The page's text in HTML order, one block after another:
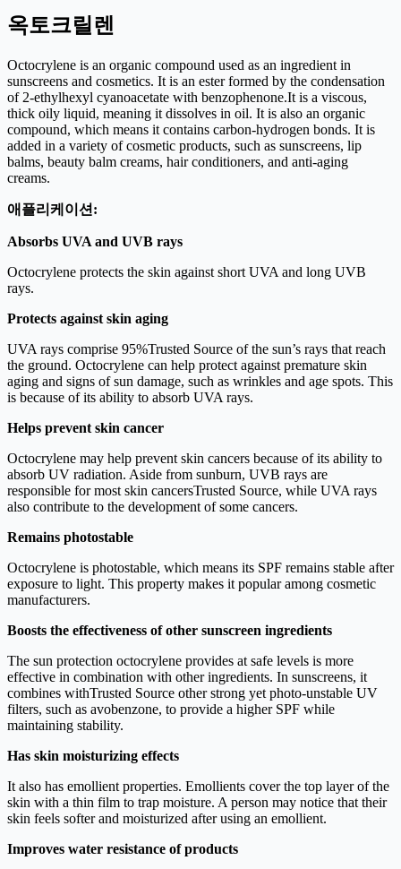
옥토크릴렌
Octocrylene is an organic compound used as an ingredient in
sunscreens and cosmetics. It is an ester formed by the condensation
of 2-ethylhexyl cyanoacetate with benzophenone.It is a viscous,
thick oily liquid, meaning it dissolves in oil. It is also an organic
compound, which means it contains carbon-hydrogen bonds. It is
added in a variety of cosmetic products, such as sunscreens, lip
balms, beauty balm creams, hair conditioners, and anti-aging
creams.
애플리케이션:
Absorbs UVA and UVB rays
Octocrylene protects the skin against short UVA and long UVB
rays.
Protects against skin aging
UVA rays comprise 95%Trusted Source of the sun’s rays that reach
the ground. Octocrylene can help protect against premature skin
aging and signs of sun damage, such as wrinkles and age spots. This
is because of its ability to absorb UVA rays.
Helps prevent skin cancer
Octocrylene may help prevent skin cancers because of its ability to
absorb UV radiation. Aside from sunburn, UVB rays are
responsible for most skin cancersTrusted Source, while UVA rays
also contribute to the development of some cancers.
Remains photostable
Octocrylene is photostable, which means its SPF remains stable after
exposure to light. This property makes it popular among cosmetic
manufacturers.
Boosts the effectiveness of other sunscreen ingredients
The sun protection octocrylene provides at safe levels is more
effective in combination with other ingredients. In sunscreens, it
combines withTrusted Source other strong yet photo-unstable UV
filters, such as avobenzone, to provide a higher SPF while
maintaining stability.
Has skin moisturizing effects
It also has emollient properties. Emollients cover the top layer of the
skin with a thin film to trap moisture. A person may notice that their
skin feels softer and moisturized after using an emollient.
Improves water resistance of products